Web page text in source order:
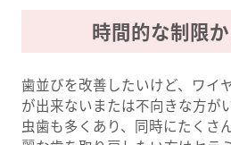
時間的な制限
歯並びを改善したいけど、ワイ
が出来ないまたは不向きな方が
虫歯も多くあり、同時にたくさ